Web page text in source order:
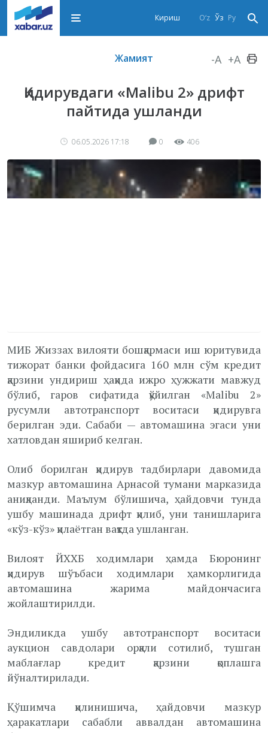
O‘z Ўз Ру
Кириш
Жамият -A +A
Қидирувдаги «Malibu 2» дрифт
пайтида ушланди
06.05.2026 17:18 0 406
МИБ Жиззах вилояти бошқармаси иш юритувида
тижорат банки фойдасига 160 млн сўм кредит
қарзини ундириш ҳақида ижро ҳужжати мавжуд
бўлиб, гаров сифатида қўйилган «Malibu 2»
русумли автотранспорт воситаси қидирувга
берилган эди. Сабаби — автомашина эгаси уни
хатловдан яшириб келган.
Олиб борилган қидирув тадбирлари давомида
мазкур автомашина Арнасой тумани марказида
аниқланди. Маълум бўлишича, ҳайдовчи тунда
ушбу машинада дрифт қилиб, уни танишларига
«кўз-кўз» қилаётган вақтда ушланган.
Вилоят ЙХХБ ходимлари ҳамда Бюронинг
қидирув шўъбаси ходимлари ҳамкорлигида
автомашина жарима майдончасига
жойлаштирилди.
Эндиликда ушбу автотранспорт воситаси
аукцион савдолари орқали сотилиб, тушган
маблағлар кредит қарзини қоплашга
йўналтирилади.
Қўшимча қилинишича, ҳайдовчи мазкур
ҳаракатлари сабабли аввалдан автомашина